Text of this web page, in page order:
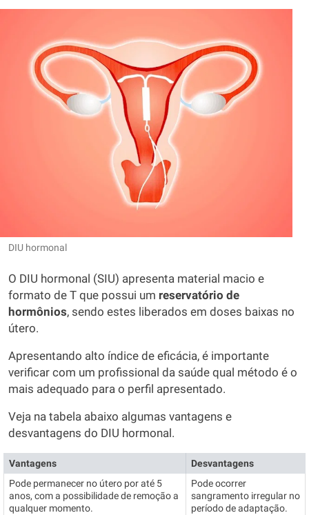
DIU hormonal
O DIU hormonal (SIU) apresenta material macio e
formato de T que possui um reservatório de
hormônios, sendo estes liberados em doses baixas no
útero.
Apresentando alto índice de eficácia, é importante
verificar com um profissional da saúde qual método é o
mais adequado para o perfil apresentado.
Veja na tabela abaixo algumas vantagens e
desvantagens do DIU hormonal.
Vantagens
Desvantagens
Pode permanecer no útero por até 5
anos, com a possibilidade de remoção a
qualquer momento.
Pode ocorrer
sangramento irregular no
período de adaptação.